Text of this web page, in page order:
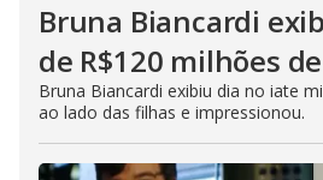
Bruna Biancardi
de R$120 milhões
Bruna Biancardi exibiu dia no iate
ao lado das filhas e impressionou.